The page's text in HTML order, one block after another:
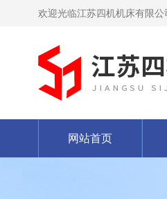
欢迎光临江苏四机机床有限公
网站首页